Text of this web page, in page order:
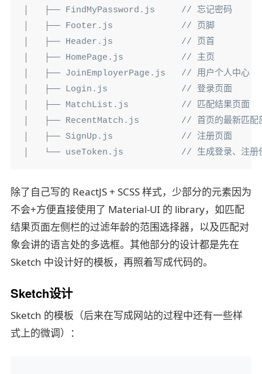
│   ├── FindMyPassword.js     // 忘记密码
│   ├── Footer.js             // 页脚
│   ├── Header.js             // 页首
│   ├── HomePage.js           // 主页
│   ├── JoinEmployerPage.js   // 用户个人中心
│   ├── Login.js              // 登录页面
│   ├── MatchList.js          // 匹配结果页面
│   ├── RecentMatch.js        // 首页的最新匹配
│   ├── SignUp.js             // 注册页面
│   └── useToken.js           // 生成登录、注册
除了自己写的 ReactJS + SCSS 样式，少部分的元素因为
不会+方便直接使用了 Material-UI 的 library，如匹配
结果页面左侧栏的过滤年龄的范围选择器，以及匹配对
象会讲的语言处的多选框。其他部分的设计都是先在
Sketch 中设计好的模板，再照着写成代码的。
Sketch设计
Sketch 的模板（后来在写成网站的过程中还有一些样
式上的微调）：